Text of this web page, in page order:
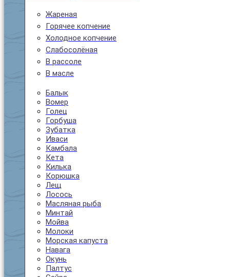
Жареная
Горячее копчение
Холодное копчение
Слабосолёная
В рассоле
В масле
Балык
Вомер
Голец
Горбуша
Зубатка
Иваси
Камбала
Кета
Килька
Корюшка
Лещ
Лосось
Масляная рыба
Минтай
Мойва
Молоки
Морская капуста
Навага
Окунь
Палтус